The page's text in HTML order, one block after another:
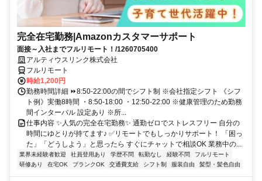
完全在宅勤務|Amazonカスタマーサポート
面接～入社までフルリモート！/1260705400
アルティウスリンク株式会社
フルリモート
時給1,200円
勤務時間詳細 ⏩8:50-22:00の間でシフト制 ※会社指定シフト 《シフ
ト例》実働8時間 ・8:50-18:00 ・12:50-22:00 ※健康管理のため勤務
間インターバル 設定あり ※所...
仕事内容 ✨人気の完全在宅勤務✨ 通勤ゼロでストレスフリー 自分の
時間にゆとりが持てます♪ ✅リモートでもしっかりサポート！ 「困っ
た」「どうしよう」と思ったら すぐにチャットで相談OK 業務中の...
業界未経験者歓迎 社員登用あり 学歴不問 転勤なし 経験不問
フルリモート
研修あり
在宅OK ブランクOK 交通費支給 シフト制 服装自由 髪型・髪色自由